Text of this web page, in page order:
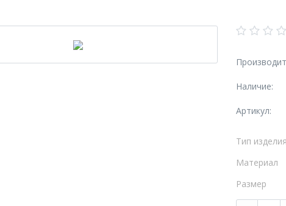
Наличие:
Артикул:
Тип изделия
Материал
Размер